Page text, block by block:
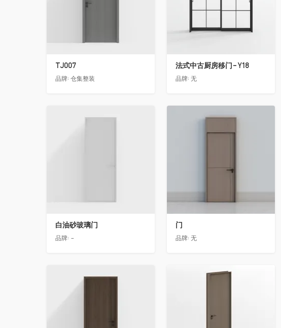
TJ007
品牌: 仓集整装
法式中古厨房移门-Y18
品牌: 无
白油砂玻璃门
品牌: -
收藏
门
品牌: 无